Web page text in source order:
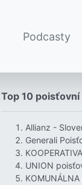
Podcasty
Top 10 poisťovní
Allianz -
Generali
UNION